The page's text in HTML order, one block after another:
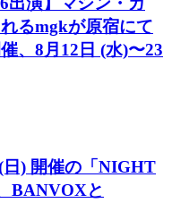
るmgkが原宿にて
、8月12日 (水)〜23
日) 開催の「NIGHT
BANVOXと